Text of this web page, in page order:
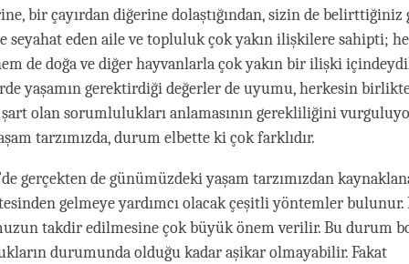
bir çayırdan diğerine dolaştığından, sizin de belirttiğiniz
seyahat eden aile ve topluluk çok yakın ilişkilere sahipti;
de doğa ve diğer hayvanlarla çok yakın bir ilişki
yaşamın gerektirdiği değerler de uyumu, herkesin birlikte
olan sorumlulukları anlamasının gerekliliğini
tarzımızda, durum elbette ki çok farklıdır.
gerçekten de günümüzdeki yaşam tarzımızdan
gelmeye yardımcı olacak çeşitli yöntemler
takdir edilmesine çok büyük önem verilir. Bu durum
durumunda olduğu kadar aşikar olmayabilir. Fakat